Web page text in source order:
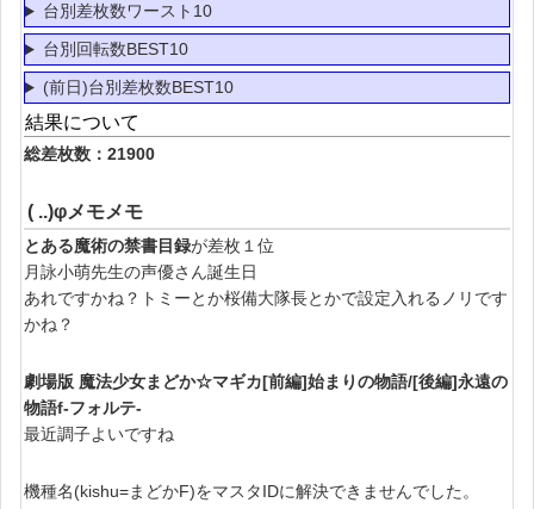
台別差枚数ワースト10
台別回転数BEST10
(前日)台別差枚数BEST10
結果について
総差枚数：21900
( ..)φメモメモ
とある魔術の禁書目録が差枚１位
月詠小萌先生の声優さん誕生日
あれですかね？トミーとか桜備大隊長とかで設定入れるノリです
かね？
劇場版 魔法少女まどか☆マギカ[前編]始まりの物語/[後編]永遠の
物語f‐フォルテ‐
最近調子よいですね
機種名(kishu=まどかF)をマスタIDに解決できませんでした。